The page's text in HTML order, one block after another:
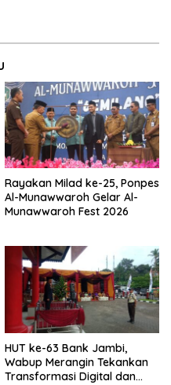
Rayakan Milad ke-25, Ponpes
Al-Munawwaroh Gelar Al-
Munawwaroh Fest 2026
HUT ke-63 Bank Jambi,
Wabup Merangin Tekankan
Transformasi Digital dan